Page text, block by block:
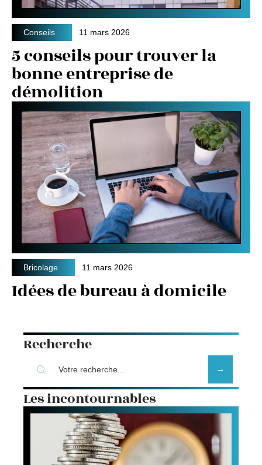
Conseils 11 mars 2026
5 conseils pour trouver la
bonne entreprise de
démolition
Bricolage 11 mars 2026
Idées de bureau à domicile
Recherche
Les incontournables